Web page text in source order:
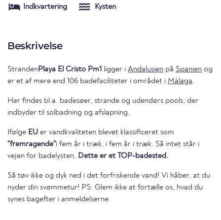
Indkvartering Kysten
Beskrivelse
Stranden Playa El Cristo Pm1 ligger i Andalusien på Spanien og
er et af mere end 106 badefaciliteter i området i Málaga.
Her findes bl.a. badesøer, strande og udendørs pools, der
indbyder til solbadning og afslapning.
Ifølge EU er vandkvaliteten blevet klassificeret som
"fremragende"i fem år i træk. i fem år i træk. Så intet står i
vejen for badelysten. Dette er et TOP-badested.
Så tøv ikke og dyk ned i det forfriskende vand! Vi håber, at du
nyder din svømmetur! PS: Glem ikke at fortælle os, hvad du
synes bagefter i anmeldelserne.